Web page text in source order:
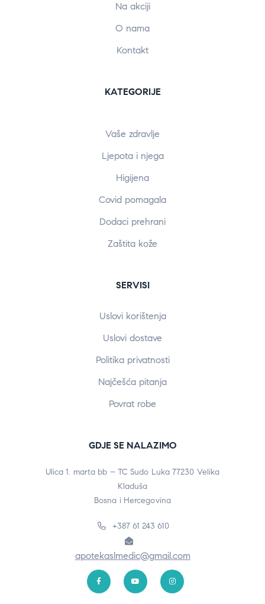
Na akciji
O nama
Kontakt
KATEGORIJE
Vaše zdravlje
Ljepota i njega
Higijena
Covid pomagala
Dodaci prehrani
Zaštita kože
SERVISI
Uslovi korištenja
Uslovi dostave
Politika privatnosti
Najčešća pitanja
Povrat robe
GDJE SE NALAZIMO
Ulica 1. marta bb – TC Sudo Luka 77230 Velika
Kladuša
Bosna i Hercegovina
+387 61 243 610
apotekaslmedic@gmail.com